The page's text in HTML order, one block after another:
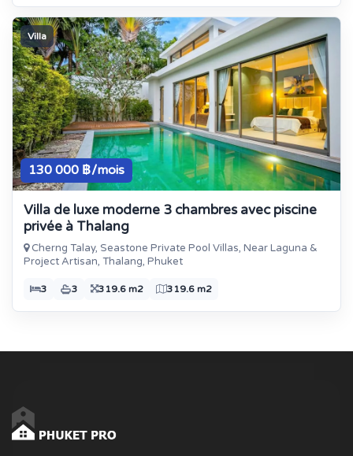
Villa
130 000 ฿/mois
Villa de luxe moderne 3 chambres avec piscine
privée à Thalang
Cherng Talay, Seastone Private Pool Villas, Near Laguna &
Project Artisan, Thalang, Phuket
3 3 319.6 m2 319.6 m2